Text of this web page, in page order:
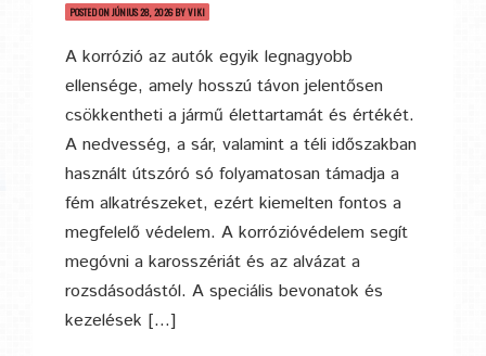
POSTED ONJÚNIUS 28, 2026BYVIKI
A korrózió az autók egyik legnagyobb
ellensége, amely hosszú távon jelentősen
csökkentheti a jármű élettartamát és értékét.
A nedvesség, a sár, valamint a téli időszakban
használt útszóró só folyamatosan támadja a
fém alkatrészeket, ezért kiemelten fontos a
megfelelő védelem. A korrózióvédelem segít
megóvni a karosszériát és az alvázat a
rozsdásodástól. A speciális bevonatok és
kezelések […]